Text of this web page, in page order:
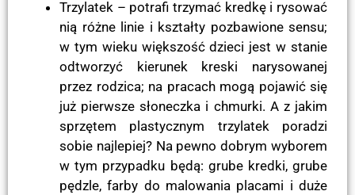
Trzylatek – potrafi trzymać kredkę i rysować
nią różne linie i kształty pozbawione sensu;
w tym wieku większość dzieci jest w stanie
odtworzyć kierunek kreski narysowanej
przez rodzica; na pracach mogą pojawić się
już pierwsze słoneczka i chmurki. A z jakim
sprzętem plastycznym trzylatek poradzi
sobie najlepiej? Na pewno dobrym wyborem
w tym przypadku będą: grube kredki, grube
pędzle, farby do malowania placami i duże